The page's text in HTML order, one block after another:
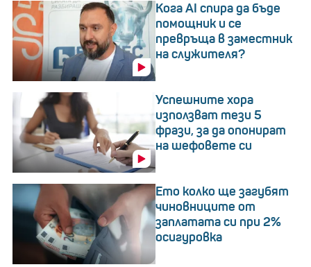
Кога AI спира да бъде
помощник и се
превръща в заместник
на служителя?
Успешните хора
използват тези 5
фрази, за да опонират
на шефовете си
Ето колко ще загубят
чиновниците от
заплатата си при 2%
осигуровка